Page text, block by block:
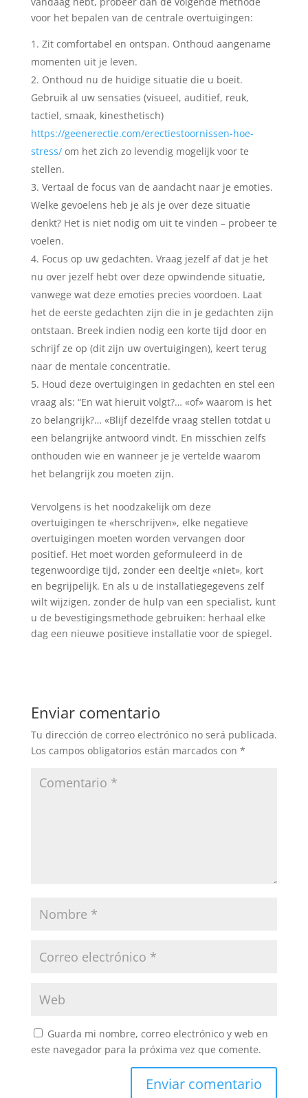
voor het bepalen van de centrale overtuigingen:
Zit comfortabel en ontspan. Onthoud aangename
momenten uit je leven.
Onthoud nu de huidige situatie die u boeit.
Gebruik al uw sensaties (visueel, auditief, reuk,
tactiel, smaak, kinesthetisch)
https://geenerectie.com/erectiestoornissen-hoe-
stress/om het zich zo levendig mogelijk voor te
stellen.
Vertaal de focus van de aandacht naar je emoties.
Welke gevoelens heb je als je over deze situatie
denkt? Het is niet nodig om uit te vinden – probeer te
voelen.
Focus op uw gedachten. Vraag jezelf af dat je het
nu over jezelf hebt over deze opwindende situatie,
vanwege wat deze emoties precies voordoen. Laat
het de eerste gedachten zijn die in je gedachten zijn
ontstaan. Breek indien nodig een korte tijd door en
schrijf ze op (dit zijn uw overtuigingen), keert terug
naar de mentale concentratie.
Houd deze overtuigingen in gedachten en stel een
vraag als: “En wat hieruit volgt?… «of» waarom is het
zo belangrijk?… «Blijf dezelfde vraag stellen totdat u
een belangrijke antwoord vindt. En misschien zelfs
onthouden wie en wanneer je je vertelde waarom
het belangrijk zou moeten zijn.
Vervolgens is het noodzakelijk om deze
overtuigingen te «herschrijven», elke negatieve
overtuigingen moeten worden vervangen door
positief. Het moet worden geformuleerd in de
tegenwoordige tijd, zonder een deeltje «niet», kort
en begrijpelijk. En als u de installatiegegevens zelf
wilt wijzigen, zonder de hulp van een specialist, kunt
u de bevestigingsmethode gebruiken: herhaal elke
dag een nieuwe positieve installatie voor de spiegel.
Enviar comentario
Tu dirección de correo electrónico no será publicada.
Los campos obligatorios están marcados con *
Guarda mi nombre, correo electrónico y web en
este navegador para la próxima vez que comente.